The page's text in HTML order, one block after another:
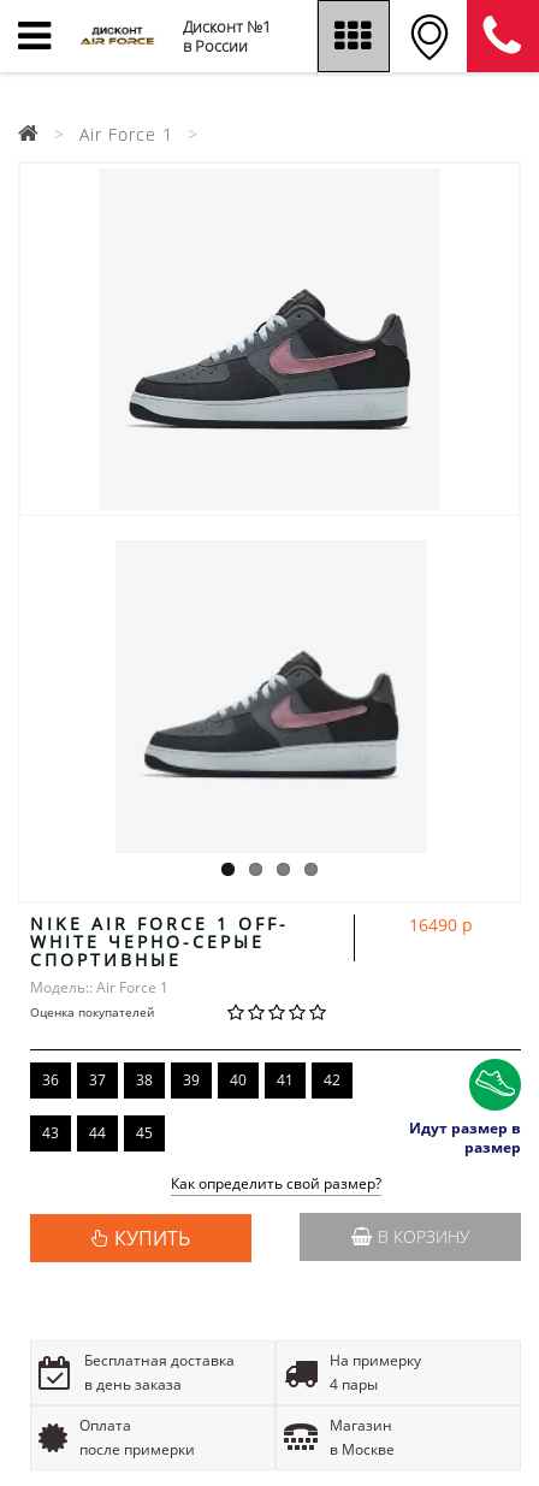
Дисконт №1
в России
Air Force 1
NIKE AIR FORCE 1 OFF-
WHITE ЧЕРНО-СЕРЫЕ
СПОРТИВНЫЕ
Модель:: Air Force 1
Оценка покупателей
16490 р
36 37 38 39 40 41 42
43 44 45
Идут размер в
размер
Как определить свой размер?
КУПИТЬ В КОРЗИНУ
Бесплатная доставка
в день заказа
На примерку
4 пары
Оплата
после примерки
Магазин
в Москве